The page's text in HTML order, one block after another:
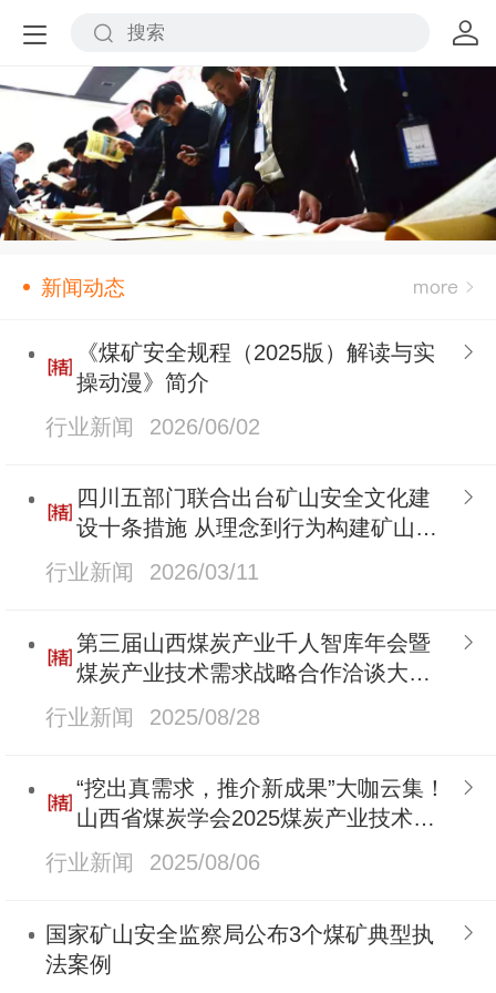
新闻动态
《煤矿安全规程（2025版）解读与实
操动漫》简介
行业新闻
2026/06/02
四川五部门联合出台矿山安全文化建
设十条措施 从理念到行为构建矿山安
全“软实力”
行业新闻 2026/03/11
第三届山西煤炭产业千人智库年会暨
煤炭产业技术需求战略合作洽谈大会
胜利召开
行业新闻 2025/08/28
“挖出真需求，推介新成果”大咖云集！
山西省煤炭学会2025煤炭产业技术需
求战略合作洽谈大会即将盛大召开
行业新闻 2025/08/06
国家矿山安全监察局公布3个煤矿典型执
法案例